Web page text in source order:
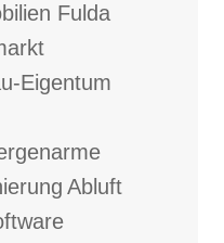
Fulda
Eigentum
Abluft